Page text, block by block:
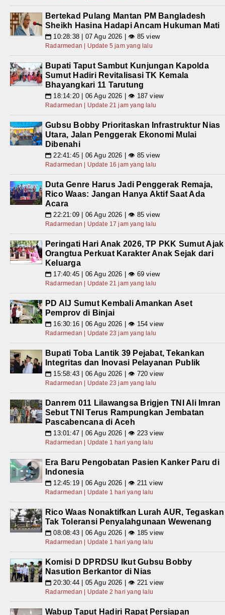
Bertekad Pulang Mantan PM Bangladesh
Sheikh Hasina Hadapi Ancam Hukuman Mati
📅 10:28:38 | 07 Agu 2026 | 👁 85 view
Radarmedan | Update 5 jam yang lalu
Bupati Taput Sambut Kunjungan Kapolda
Sumut Hadiri Revitalisasi TK Kemala
Bhayangkari 11 Tarutung
📅 18:14:20 | 06 Agu 2026 | 👁 187 view
Radarmedan | Update 21 jam yang lalu
Gubsu Bobby Prioritaskan Infrastruktur Nias
Utara, Jalan Penggerak Ekonomi Mulai
Dibenahi
📅 22:41:45 | 06 Agu 2026 | 👁 85 view
Radarmedan | Update 16 jam yang lalu
Duta Genre Harus Jadi Penggerak Remaja,
Rico Waas: Jangan Hanya Aktif Saat Ada
Acara
📅 22:21:09 | 06 Agu 2026 | 👁 85 view
Radarmedan | Update 17 jam yang lalu
Peringati Hari Anak 2026, TP PKK Sumut Ajak
Orangtua Perkuat Karakter Anak Sejak dari
Keluarga
📅 17:40:45 | 06 Agu 2026 | 👁 69 view
Radarmedan | Update 21 jam yang lalu
PD AIJ Sumut Kembali Amankan Aset
Pemprov di Binjai
📅 16:30:16 | 06 Agu 2026 | 👁 154 view
Radarmedan | Update 23 jam yang lalu
Bupati Toba Lantik 39 Pejabat, Tekankan
Integritas dan Inovasi Pelayanan Publik
📅 15:58:43 | 06 Agu 2026 | 👁 720 view
Radarmedan | Update 23 jam yang lalu
Danrem 011 Lilawangsa Brigjen TNI Ali Imran
Sebut TNI Terus Rampungkan Jembatan
Pascabencana di Aceh
📅 13:01:47 | 06 Agu 2026 | 👁 223 view
Radarmedan | Update 1 hari yang lalu
Era Baru Pengobatan Pasien Kanker Paru di
Indonesia
📅 12:45:19 | 06 Agu 2026 | 👁 211 view
Radarmedan | Update 1 hari yang lalu
Rico Waas Nonaktifkan Lurah AUR, Tegaskan
Tak Toleransi Penyalahgunaan Wewenang
📅 08:08:43 | 06 Agu 2026 | 👁 185 view
Radarmedan | Update 1 hari yang lalu
Komisi D DPRDSU Ikut Gubsu Bobby
Nasution Berkantor di Nias
📅 20:30:44 | 05 Agu 2026 | 👁 221 view
Radarmedan | Update 2 hari yang lalu
Wabup Taput Hadiri Rapat Persiapan